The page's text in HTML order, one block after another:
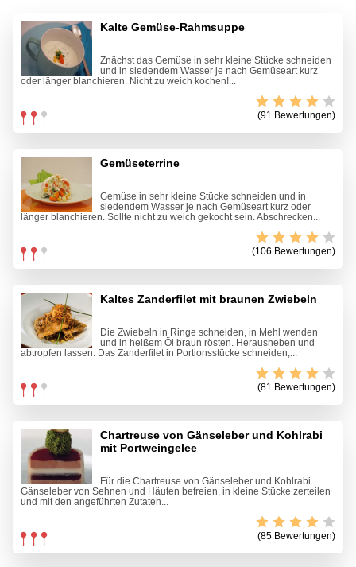
Kalte Gemüse-Rahmsuppe
Znächst das Gemüse in sehr kleine Stücke schneiden
und in siedendem Wasser je nach Gemüseart kurz
oder länger blanchieren. Nicht zu weich kochen!...
(91 Bewertungen)
Gemüseterrine
Gemüse in sehr kleine Stücke schneiden und in
siedendem Wasser je nach Gemüseart kurz oder
länger blanchieren. Sollte nicht zu weich gekocht sein. Abschrecken...
(106 Bewertungen)
Kaltes Zanderfilet mit braunen Zwiebeln
Die Zwiebeln in Ringe schneiden, in Mehl wenden
und in heißem Öl braun rösten. Herausheben und
abtropfen lassen. Das Zanderfilet in Portionsstücke schneiden,...
(81 Bewertungen)
Chartreuse von Gänseleber und Kohlrabi
mit Portweingelee
Für die Chartreuse von Gänseleber und Kohlrabi
Gänseleber von Sehnen und Häuten befreien, in kleine Stücke zerteilen
und mit den angeführten Zutaten...
(85 Bewertungen)